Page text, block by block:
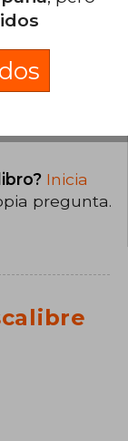
libro
Inicia
pregunta.